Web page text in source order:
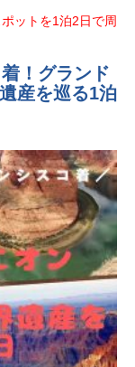
ットを1泊2日で周
！グランド
産を巡る1泊